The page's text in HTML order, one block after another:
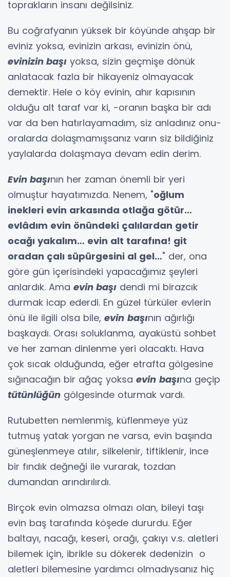
toprakların insanı değilsiniz.
Bu coğrafyanın yüksek bir köyünde ahşap bir
eviniz yoksa, evinizin arkası, evinizin önü,
evinizin başı yoksa, sizin geçmişe dönük
anlatacak fazla bir hikayeniz olmayacak
demektir. Hele o köy evinin, ahır kapısının
olduğu alt taraf var ki, -oranın başka bir adı
var da ben hatırlayamadım, siz anladınız onu-
oralarda dolaşmamışsanız varın siz bildiğiniz
yaylalarda dolaşmaya devam edin derim.
Evin başının her zaman önemli bir yeri
olmuştur hayatımızda. Nenem, "oğlum
inekleri evin arkasında otlağa götür…
evlâdım evin önündeki çalılardan getir
ocağı yakalım… evin alt tarafına! git
oradan çalı süpürgesini al gel…" der, ona
göre gün içerisindeki yapacağımız şeyleri
anlardık. Ama evin başı dendi mi birazcık
durmak icap ederdi. En güzel türküler evlerin
önü ile ilgili olsa bile, evin başının ağırlığı
başkaydı. Orası soluklanma, ayaküstü sohbet
ve her zaman dinlenme yeri olacaktı. Hava
çok sıcak olduğunda, eğer etrafta gölgesine
sığınacağın bir ağaç yoksa evin başına geçip
tütünlüğün gölgesinde oturmak vardı.
Rutubetten nemlenmiş, küflenmeye yüz
tutmuş yatak yorgan ne varsa, evin başında
güneşlenmeye atılır, silkelenir, tiftiklenir, ince
bir fındık değneği ile vurarak, tozdan
dumandan arındırılırdı.
Birçok evin olmazsa olmazı olan, bileyi taşı
evin baş tarafında köşede dururdu. Eğer
baltayı, nacağı, keseri, orağı, çakıyı v.s. aletleri
bilemek için, ibrikle su dökerek dedenizin o
aletleri bilemesine yardımcı olmadıysanız hiç